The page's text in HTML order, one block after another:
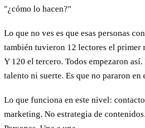
"¿cómo lo hacen?"
Lo que no ves es que esas personas
también tuvieron 12 lectores el primer
Y 120 el tercero. Todos empezaron
talento ni suerte. Es que no pararon en
Lo que funciona en este nivel:
marketing. No estrategia de